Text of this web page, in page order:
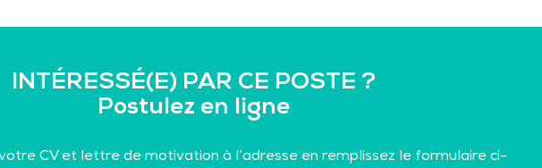
INTÉRESSÉ(E) PAR CE POSTE ?
Postulez en ligne
CV et lettre de motivation à l’adresse en remplissez le formulaire ci-